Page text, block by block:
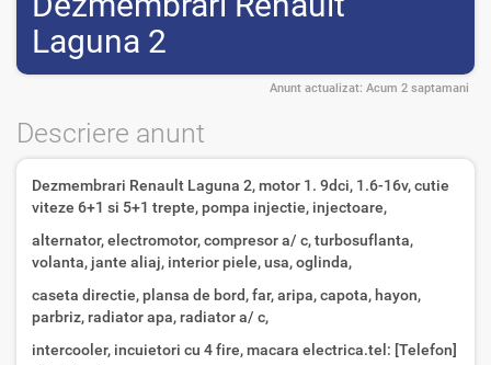
Laguna 2
Anunt actualizat: Acum 2 saptamani
Descriere anunt
Dezmembrari Renault Laguna 2, motor 1. 9dci, 1.6-16v, cutie
viteze 6+1 si 5+1 trepte, pompa injectie, injectoare,
alternator, electromotor, compresor a/ c, turbosuflanta,
volanta, jante aliaj, interior piele, usa, oglinda,
caseta directie, plansa de bord, far, aripa, capota, hayon,
parbriz, radiator apa, radiator a/ c,
intercooler, incuietori cu 4 fire, macara electrica.tel: [Telefon]